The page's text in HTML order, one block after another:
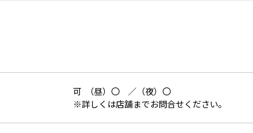
可 （昼）〇 ／（夜）〇
※詳しくは店舗までお問合せください。